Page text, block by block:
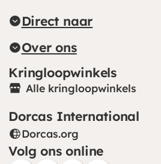
Direct naar
Over ons
Kringloopwinkels
Alle kringloopwinkels
Dorcas International
Dorcas.org
(opent in nieuw venster)
Volg ons online